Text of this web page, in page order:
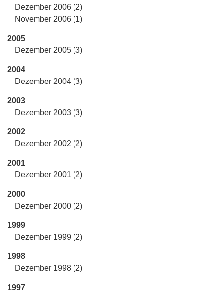
Dezember 2006 (2)
November 2006 (1)
2005
Dezember 2005 (3)
2004
Dezember 2004 (3)
2003
Dezember 2003 (3)
2002
Dezember 2002 (2)
2001
Dezember 2001 (2)
2000
Dezember 2000 (2)
1999
Dezember 1999 (2)
1998
Dezember 1998 (2)
1997